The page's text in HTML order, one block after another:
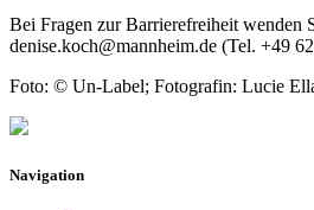
Bei Fragen zur Barrierefreiheit wenden
denise.koch@mannheim.de (Tel. +49
Foto: © Un-Label; Fotografin: Lucie
Navigation